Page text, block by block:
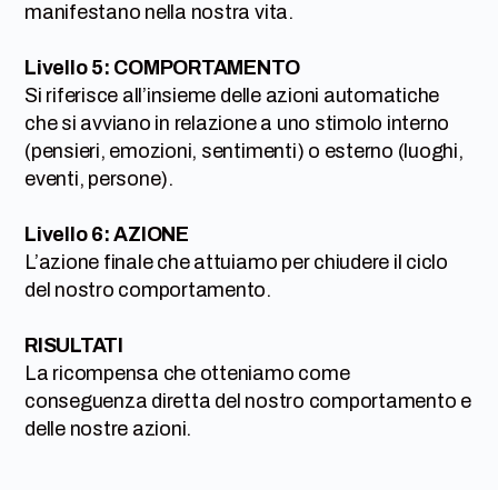
manifestano nella nostra vita.
Livello 5: COMPORTAMENTO
Si riferisce all’insieme delle azioni automatiche
che si avviano in relazione a uno stimolo interno
(pensieri, emozioni, sentimenti) o esterno (luoghi,
eventi, persone).
Livello 6: AZIONE
L’azione finale che attuiamo per chiudere il ciclo
del nostro comportamento.
RISULTATI
La ricompensa che otteniamo come
conseguenza diretta del nostro comportamento e
delle nostre azioni.